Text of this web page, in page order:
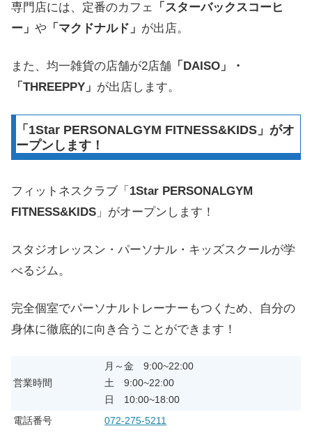
専門店には、定番のカフェ
「スターバックスコーヒ
ー」 や 「マクドナルド」 が出店。
また、均一雑貨の店舗が2店舗 「DAISO」・
「THREEPPY」 が出店します。
「1Star PERSONALGYM FITNESS&KIDS」がオ
ープンします！
フィットネスクラブ「 1Star PERSONALGYM
FITNESS&KIDS 」がオープンします！
スタジオレッスン・パーソナル・キッズスクールが学
べるジム。
完全個室でパーソナルトレーナーもつくため、自分の
身体に徹底的に向き合うことができます！
営業時間
月～金 9:00~22:00
土 9:00~22:00
日 10:00~18:00
電話番号
072-275-5211